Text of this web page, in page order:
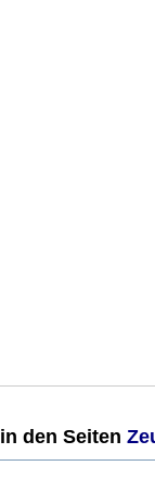
in den Seiten